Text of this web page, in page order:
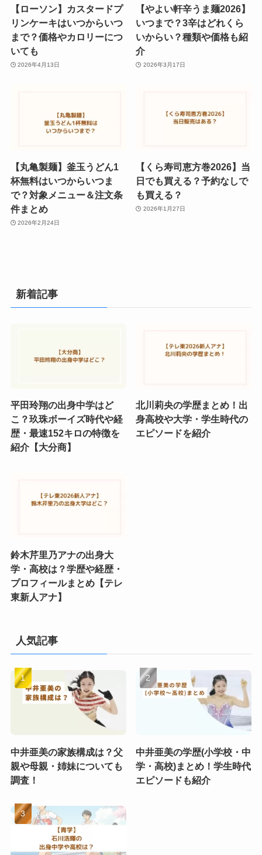
【ローソン】カスタードプ
リンケーキはいつからいつ
まで？価格やカロリーにつ
いても
2026年4月13日
【やよい軒辛うま麺2026】
いつまで？3辛はどれくら
いからい？種類や価格も紹
介
2026年3月17日
【丸亀製麺】釜玉うどん1
杯無料はいつからいつま
で？対象メニュー＆注文条
件まとめ
2026年2月24日
【くら寿司恵方巻2026】当
日でも買える？予約なしで
も買える？
2026年1月27日
新着記事
平田玲翔の出身中学はど
こ？玖珠ボーイズ時代や経
歴・最速152キロの特徴を
紹介【大分商】
北川莉央の学歴まとめ！出
身高校や大学・学生時代の
エピソードを紹介
鈴木芹里乃アナの出身大
学・高校は？学歴や経歴・
プロフィールまとめ【テレ
東新人アナ】
人気記事
中井亜美の家族構成は？父
親や母親・姉妹についても
調査！
中井亜美の学歴(小学校・中
学・高校)まとめ！学生時代
エピソードも紹介